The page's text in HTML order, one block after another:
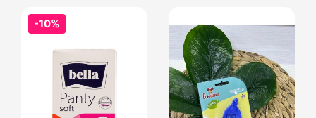
-10%